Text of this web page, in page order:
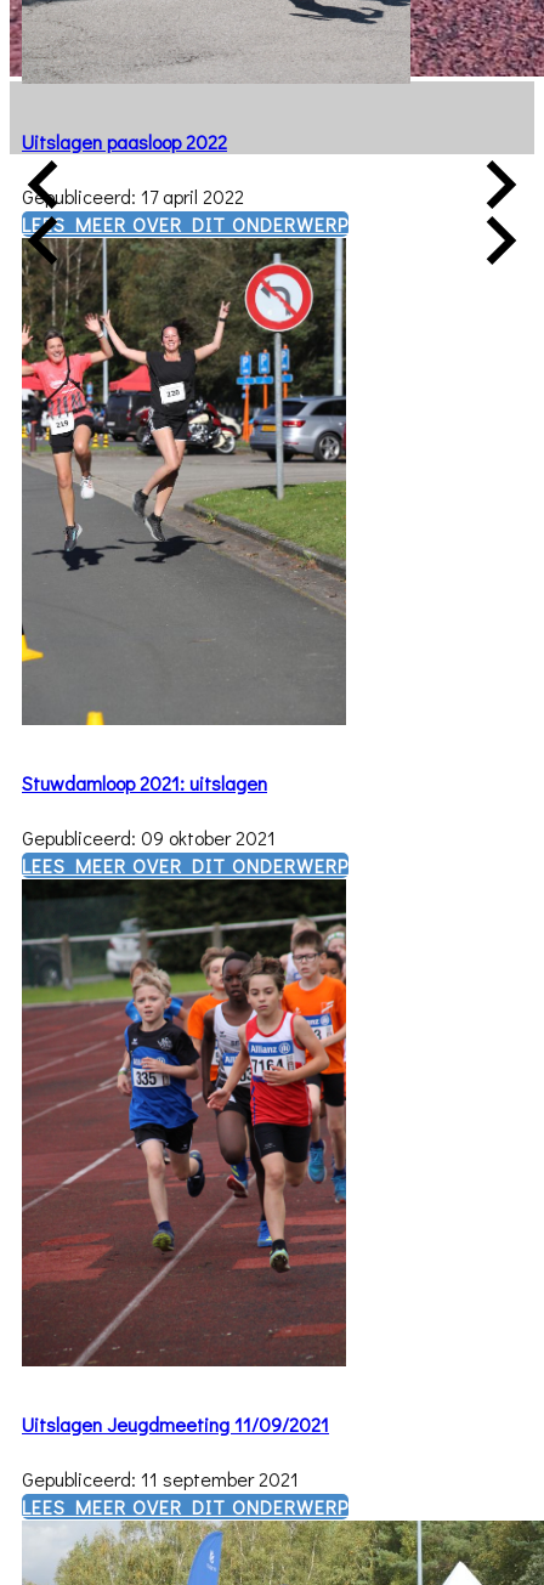
Uitslagen paasloop 2022
Gepubliceerd: 17 april 2022
​LEES MEER OVER DIT ONDERWERP
Stuwdamloop 2021: uitslagen
Gepubliceerd: 09 oktober 2021
​LEES MEER OVER DIT ONDERWERP
Uitslagen Jeugdmeeting 11/09/2021
Gepubliceerd: 11 september 2021
​LEES MEER OVER DIT ONDERWERP